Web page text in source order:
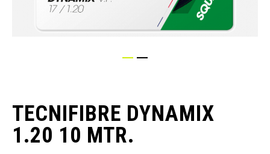
begin
van
de
afbeeldingen-
TECNIFIBRE DYNAMIX
1.20 10 MTR.